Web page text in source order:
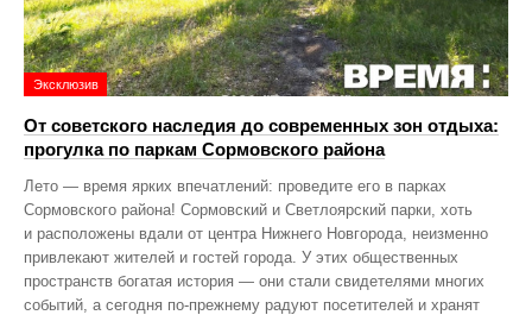
Эксклюзив
От советского наследия до современных зон отдыха:
прогулка по паркам Сормовского района
Лето — время ярких впечатлений: проведите его в парках
Сормовского района! Сормовский и Светлоярский парки, хоть
и расположены вдали от центра Нижнего Новгорода, неизменно
привлекают жителей и гостей города. У этих общественных
пространств богатая история — они стали свидетелями многих
событий, а сегодня по‑прежнему радуют посетителей и хранят